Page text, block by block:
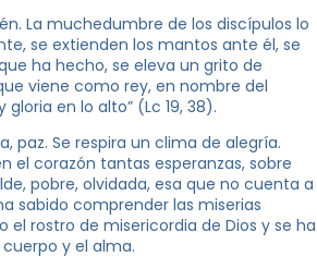
La muchedumbre de los discípulos lo
se extienden los mantos ante él, se
ha hecho, se eleva un grito de
viene como rey, en nombre del
gloria en lo alto” (Lc 19, 38).
paz. Se respira un clima de alegría.
el corazón tantas esperanzas, sobre
pobre, olvidada, esa que no cuenta a
sabido comprender las miserias
el rostro de misericordia de Dios y se ha
y el alma.